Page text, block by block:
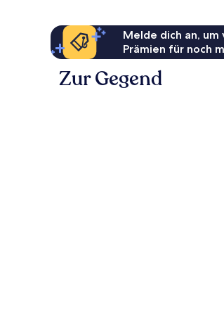
Melde dich an,
Prämien für noch
Zur Gegend